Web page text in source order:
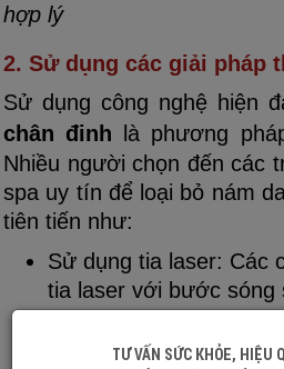
hợp lý
2. Sử dụng các giải pháp
Sử dụng công nghệ hiện
chân đinh là phương
Nhiều người chọn đến các
spa uy tín để loại bỏ nám
tiên tiến như:
Sử dụng tia laser: Các
tia laser với bước sóng
vùng da bị nám chân
hắc sắc tố ở da.
TƯ VẤN SỨC KHỎE, HIỆU